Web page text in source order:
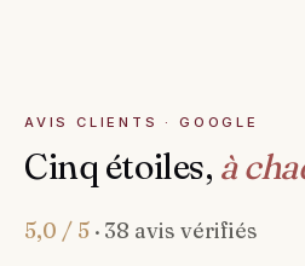
AVIS CLIENTS · GOOGLE
Cinq étoiles, à
5,0 / 5 · 38 avis vérifiés